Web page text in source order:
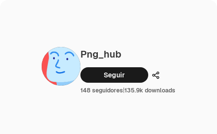
Png_hub
Seguir Compartilhar
148 seguidores|135.9k downloads